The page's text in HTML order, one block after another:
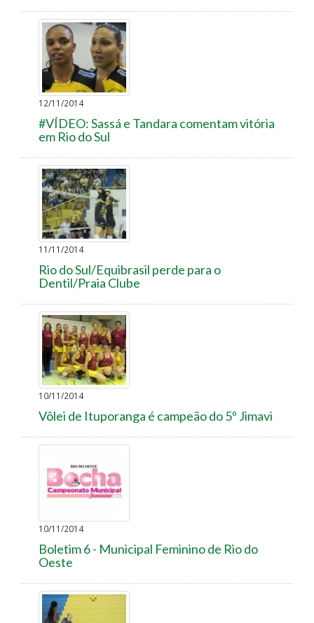
12/11/2014
#VÍDEO: Sassá e Tandara comentam vitória
em Rio do Sul
11/11/2014
Rio do Sul/Equibrasil perde para o
Dentil/Praia Clube
10/11/2014
Vôlei de Ituporanga é campeão do 5º Jimavi
10/11/2014
Boletim 6 - Municipal Feminino de Rio do
Oeste